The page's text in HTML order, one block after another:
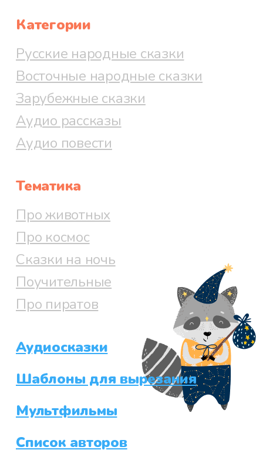
Категории
Русские народные сказки
Восточные народные сказки
Зарубежные сказки
Аудио рассказы
Аудио повести
Тематика
Про животных
Про космос
Сказки на ночь
Поучительные
Про пиратов
Аудиосказки
Шаблоны для вырезания
Мультфильмы
Список авторов